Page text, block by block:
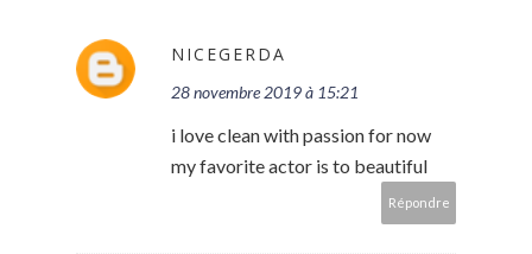
NICEGERDA
28 novembre 2019 à 15:21
i love clean with passion for now
my favorite actor is to beautiful
Répondre